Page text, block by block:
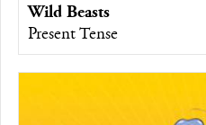
Wild Beasts
Present Tense